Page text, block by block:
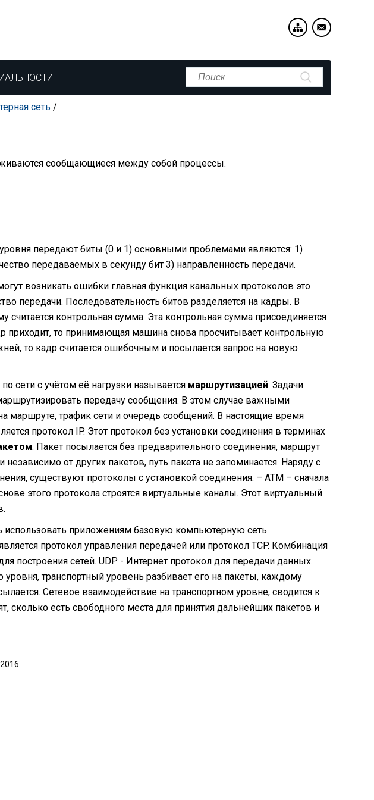
сеть /
сообщающиеся между собой процессы.
передают биты (0 и 1) основными проблемами являются: 1)
передаваемых в секунду бит 3) направленность передачи.
возникать ошибки главная функция канальных протоколов это
передачи. Последовательность битов разделяется на кадры. В
контрольная сумма. Эта контрольная сумма присоединяется
приходит, то принимающая машина снова просчитывает контрольную
то кадр считается ошибочным и посылается запрос на новую
сети с учётом её нагрузки называется маршрутизацией. Задачи
передачу сообщения. В этом случае важными
маршруте, трафик сети и очередь сообщений. В настоящие время
протокол IP. Этот протокол без установки соединения в терминах
. Пакет посылается без предварительного соединения, маршрут
от других пакетов, путь пакета не запоминается. Наряду с
существуют протоколы с установкой соединения. – ATM – сначала
этого протокола строятся виртуальные каналы. Этот виртуальный
использовать приложениям базовую компьютерную сеть.
протокол управления передачей или протокол TCP. Комбинация
построения сетей. UDP - Интернет протокол для передачи данных.
транспортный уровень разбивает его на пакеты, каждому
Сетевое взаимодействие на транспортном уровне, сводится к
сколько есть свободного места для принятия дальнейших пакетов и